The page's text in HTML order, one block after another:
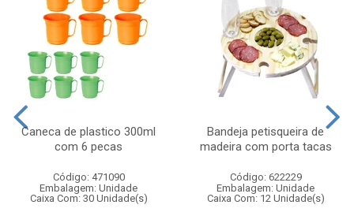
Caneca de plastico 300ml
com 6 pecas
Código: 471090
Embalagem: Unidade
Caixa Com: 30 Unidade(s)
Bandeja petisqueira de
madeira com porta tacas
Código: 622229
Embalagem: Unidade
Caixa Com: 12 Unidade(s)